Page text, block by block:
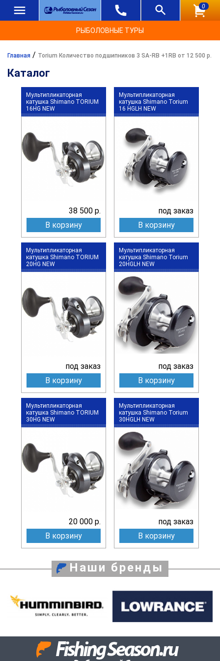
0
РЫБОЛОВНЫЕ ТУРЫ
Главная / Torium Количество подшипников 3 SA-RB +1RB от 12 500 р.
Каталог
Мультипликаторная
катушка Shimano TORIUM
16HG NEW
38 500 р.
В корзину
Мультипликаторная
катушка Shimano Torium
16 HGLH NEW
под заказ
В корзину
Мультипликаторная
катушка Shimano TORIUM
20HG NEW
под заказ
В корзину
Мультипликаторная
катушка Shimano Torium
20HGLH NEW
под заказ
В корзину
Мультипликаторная
катушка Shimano TORIUM
30HG NEW
20 000 р.
В корзину
Мультипликаторная
катушка Shimano Torium
30HGLH NEW
под заказ
В корзину
Наши бренды